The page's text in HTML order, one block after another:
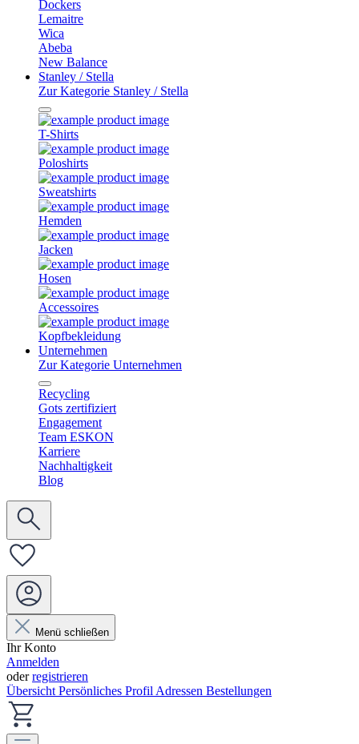
Dockers
Lemaitre
Wica
Abeba
New Balance
Stanley / Stella
Zur Kategorie Stanley / Stella
T-Shirts
Poloshirts
Sweatshirts
Hemden
Jacken
Hosen
Accessoires
Kopfbekleidung
Unternehmen
Zur Kategorie Unternehmen
Recycling
Gots zertifiziert
Engagement
Team ESKON
Karriere
Nachhaltigkeit
Blog
Menü schließen
Ihr Konto
Anmelden
oderregistrieren
Übersicht Persönliches Profil Adressen Bestellungen